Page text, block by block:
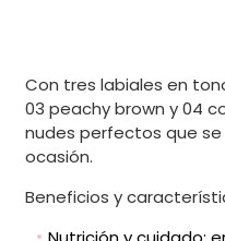
Con tres labiales en
03 peachy brown y 04
nudes perfectos que
ocasión.
Beneficios y